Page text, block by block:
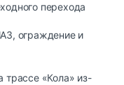
перехода
ограждение и
трассе «Кола» из-